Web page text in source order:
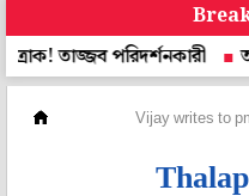
পরিদর্শনকারী
আর কত
Vijay writes to